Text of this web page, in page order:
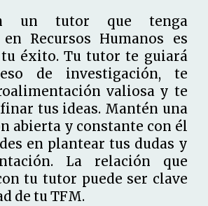
un tutor que tenga
Recursos Humanos es
éxito. Tu tutor te guiará
de investigación, te
valiosa y te
tus ideas. Mantén una
abierta y constante con él
en plantear tus dudas y
La relación que
tu tutor puede ser clave
de tu TFM.